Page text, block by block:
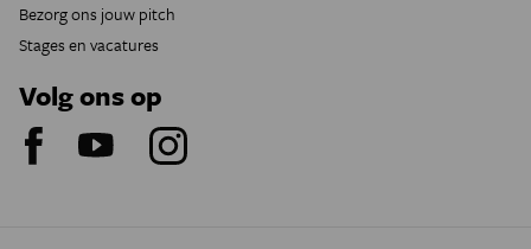
Bezorg ons jouw pitch
Stages en vacatures
Volg ons op